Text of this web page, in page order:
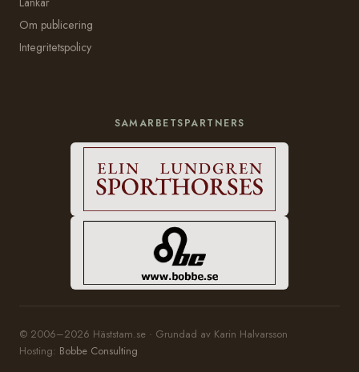
Om publicering
Integritetspolicy
SAMARBETSPARTNERS
© 2006–2026 Häststam.se · Grundad av Karin Halvarsson
Hosting: Bobbe Consulting